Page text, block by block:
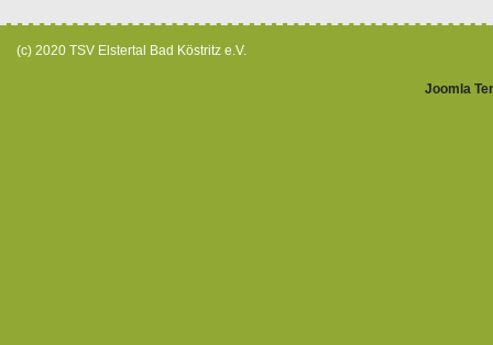
(c) 2020 TSV Elstertal Bad Köstritz e.V.
Joomla